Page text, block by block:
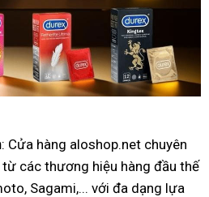
: Cửa hàng aloshop.net chuyên
các thương hiệu hàng đầu thế
Sagami,... với đa dạng lựa